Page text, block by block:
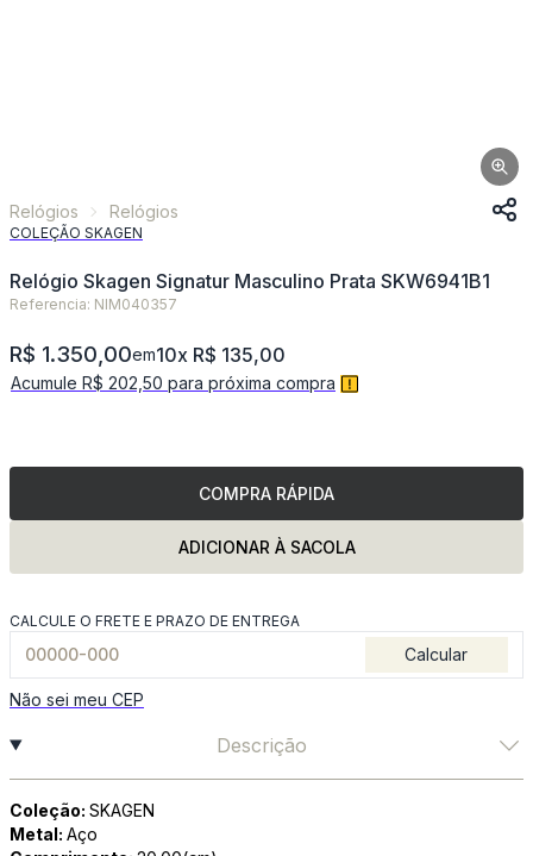
Relógios Relógios
COLEÇÃO SKAGEN
Relógio Skagen Signatur Masculino Prata SKW6941B1
Referencia: NIM040357
R$ 1.350,00em10x R$ 135,00
Acumule R$ 202,50 para próxima compra
COMPRA RÁPIDA
ADICIONAR À SACOLA
CALCULE O FRETE E PRAZO DE ENTREGA
Calcular
Não sei meu CEP
Descrição
Coleção: SKAGEN
Metal: Aço